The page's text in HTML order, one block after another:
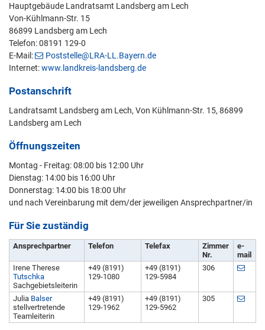
Hauptgebäude Landratsamt Landsberg am Lech
Von-Kühlmann-Str. 15
86899 Landsberg am Lech
Telefon: 08191 129-0
E-Mail:
Poststelle@LRA-LL.Bayern.de
Internet:www.landkreis-landsberg.de
Postanschrift
Landratsamt Landsberg am Lech, Von Kühlmann-Str. 15, 86899
Landsberg am Lech
Öffnungszeiten
Montag - Freitag: 08:00 bis 12:00 Uhr
Dienstag: 14:00 bis 16:00 Uhr
Donnerstag: 14:00 bis 18:00 Uhr
und nach Vereinbarung mit dem/der jeweiligen Ansprechpartner/in
Für Sie zuständig
Ansprechpartner Telefon Telefax
Zimmer
Nr.
e-
mail
Irene Therese
Tutschka
Sachgebietsleiterin
+49 (8191)
129-1080
+49 (8191)
129-5984
306
Julia Balser
stellvertretende
Teamleiterin
+49 (8191)
129-1962
+49 (8191)
129-5962
305